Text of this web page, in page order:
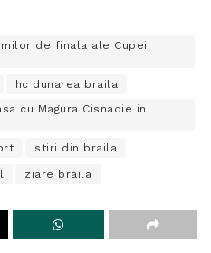
de finala ale Cupei
hc dunarea braila
cu Magura Cisnadie in
stiri din braila
ziare braila